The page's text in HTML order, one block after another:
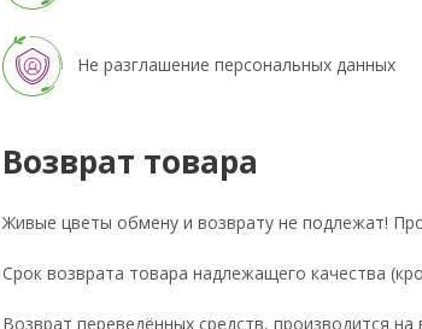
Не разглашение персональных данных
Возврат товара
Живые цветы обмену и возврату не подлежат!
Срок возврата товара надлежащего качества
Возврат переведённых средств, производится